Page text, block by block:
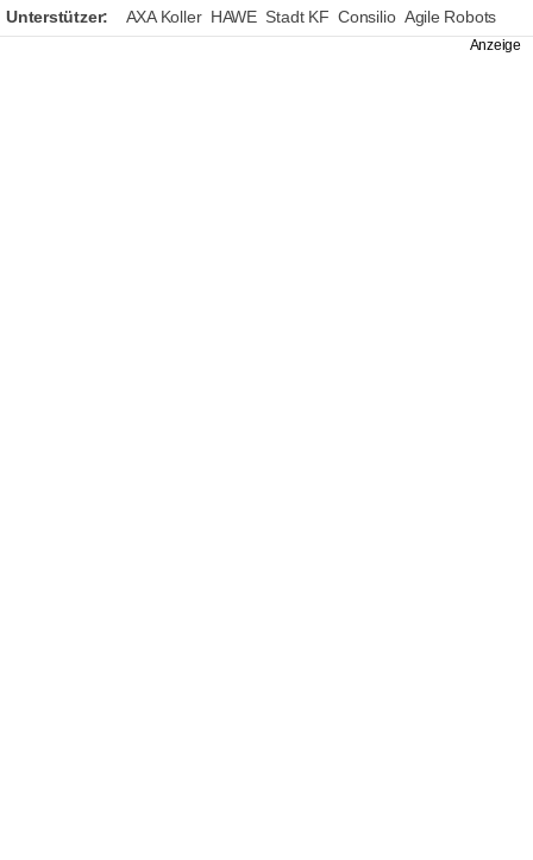
Unterstützer: AXA Koller HAWE Stadt KF Consilio Agile Robots